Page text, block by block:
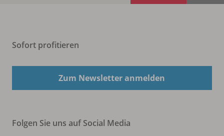
Sofort profitieren
Zum Newsletter anmelden
Folgen Sie uns auf Social Media